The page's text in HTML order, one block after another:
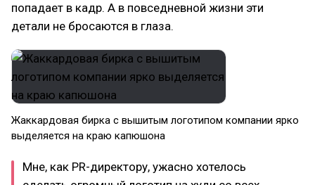
попадает в кадр. А в повседневной жизни эти
детали не бросаются в глаза.
Жаккардовая бирка с вышитым логотипом компании ярко
выделяется на краю капюшона
Мне, как PR-директору, ужасно хотелось